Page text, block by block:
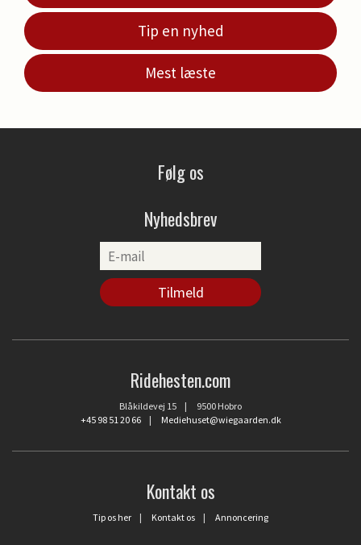
Tip en nyhed
Mest læste
Følg os
Nyhedsbrev
Ridehesten.com
Blåkildevej 15 | 9500 Hobro
+45 98 51 20 66| Mediehuset@wiegaarden.dk
Kontakt os
Tip os her | Kontakt os | Annoncering